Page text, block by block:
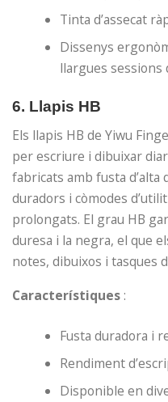
Tinta d’assecat
Dissenys
llargues sessions
6. Llapis HB
Els llapis HB de Yiwu
per escriure i dibuixar
fabricats amb fusta d’alta
duradors i còmodes
prolongats. El grau HB
duresa i la negra, el que
notes, dibuixos i tasques
Característiques :
Fusta duradora i
Rendiment
Disponible en